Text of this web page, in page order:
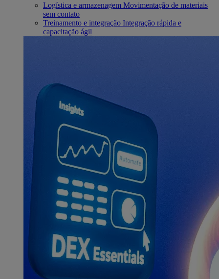
Logística e armazenagem Movimentação de materiais
sem contato
Treinamento e integração Integração rápida e
capacitação ágil